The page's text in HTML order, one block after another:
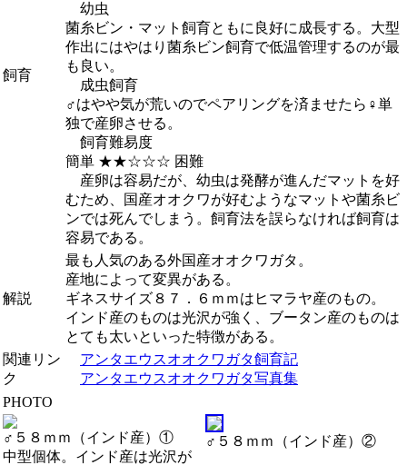
飼育
幼虫
菌糸ビン・マット飼育ともに良好に成長する。大型
作出にはやはり菌糸ビン飼育で低温管理するのが最
も良い。
成虫飼育
♂はやや気が荒いのでペアリングを済ませたら♀単
独で産卵させる。
飼育難易度
簡単 ★★☆☆☆ 困難
産卵は容易だが、幼虫は発酵が進んだマットを好
むため、国産オオクワが好むようなマットや菌糸ビ
ンでは死んでしまう。飼育法を誤らなければ飼育は
容易である。
解説
最も人気のある外国産オオクワガタ。
産地によって変異がある。
ギネスサイズ８７．６ｍｍはヒマラヤ産のもの。
インド産のものは光沢が強く、ブータン産のものは
とても太いといった特徴がある。
関連リン
ク
アンタエウスオオクワガタ飼育記
アンタエウスオオクワガタ写真集
PHOTO
♂５８ｍｍ（インド産）①
中型個体。インド産は光沢が
♂５８ｍｍ（インド産）②